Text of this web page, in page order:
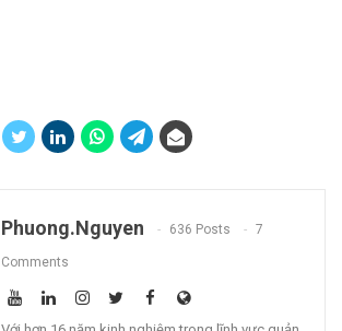
Phuong.nguyen 636 Posts 7
Comments